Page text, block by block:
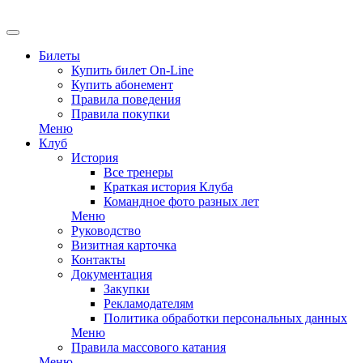
Билеты
Купить билет On-Line
Купить абонемент
Правила поведения
Правила покупки
Меню
Клуб
История
Все тренеры
Краткая история Клуба
Командное фото разных лет
Меню
Руководство
Визитная карточка
Контакты
Документация
Закупки
Рекламодателям
Политика обработки персональных данных
Меню
Правила массового катания